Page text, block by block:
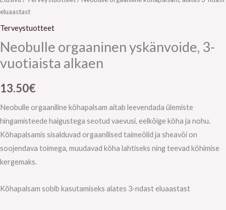
eluaastast
Terveystuotteet
Neobulle orgaaninen yskänvoide, 3-
vuotiaista alkaen
13.50€
Neobulle orgaaniline köhapalsam aitab leevendada ülemiste
hingamisteede haigustega seotud vaevusi, eelkõige köha ja nohu.
Köhapalsamis sisalduvad orgaanilised taimeõlid ja sheavõi on
soojendava toimega, muudavad köha lahtiseks ning teevad köhimise
kergemaks.
Köhapalsam sobib kasutamiseks alates 3-ndast eluaastast